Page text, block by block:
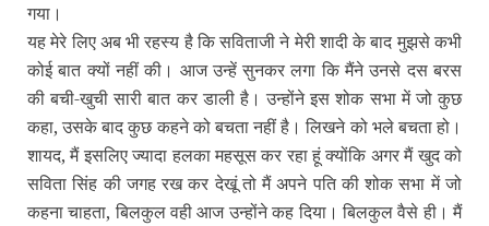
गया।
यह मेरे लिए अब भी रहस्‍य है कि सविताजी ने मेरी शादी के बाद मुझसे कभी
कोई बात क्‍यों नहीं की। आज उन्‍हें सुनकर लगा कि मैंने उनसे दस बरस
की बची-खुची सारी बात कर डाली है। उन्‍होंने इस शोक सभा में जो कुछ
कहा, उसके बाद कुछ कहने को बचता नहीं है। लिखने को भले बचता हो।
शायद, मैं इसलिए ज्‍यादा हलका महसूस कर रहा हूं क्‍योंकि अगर मैं खुद को
सविता सिंह की जगह रख कर देखूं तो मैं अपने पति की शोक सभा में जो
कहना चाहता, बिलकुल वही आज उन्‍होंने कह दिया। बिलकुल वैसे ही। मैं